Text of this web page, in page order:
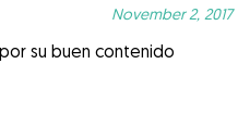
November 2, 2017
su buen contenido